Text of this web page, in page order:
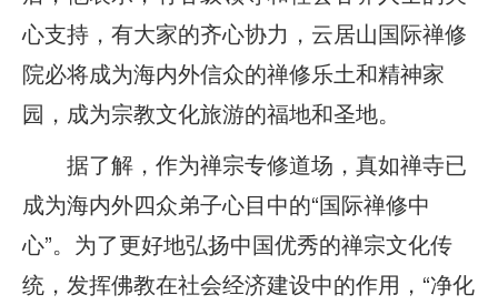
心支持，有大家的齐心协力，云居山国际禅修
院必将成为海内外信众的禅修乐土和精神家
园，成为宗教文化旅游的福地和圣地。
据了解，作为禅宗专修道场，真如禅寺已
成为海内外四众弟子心目中的“国际禅修中
心”。为了更好地弘扬中国优秀的禅宗文化传
统，发挥佛教在社会经济建设中的作用，“净化